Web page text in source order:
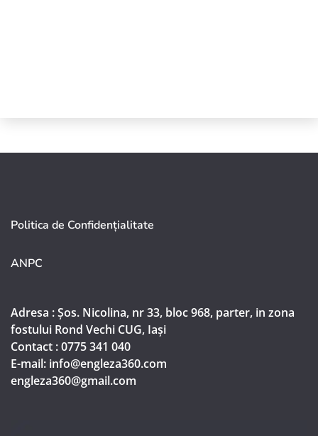
Politica de Confidențialitate
ANPC
Adresa : Șos. Nicolina, nr 33, bloc 968, parter, in zona
fostului Rond Vechi CUG, Iași
Contact : 0775 341 040
E-mail: info@engleza360.com​
engleza360@gmail.com​